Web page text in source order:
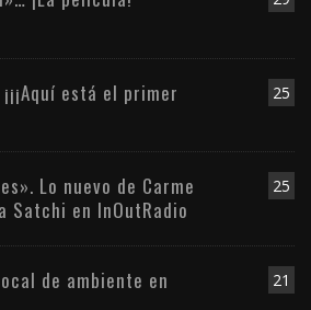
25
está el primer
25
Lo nuevo de Carme
Satchi en InOutRadio
21
de ambiente en